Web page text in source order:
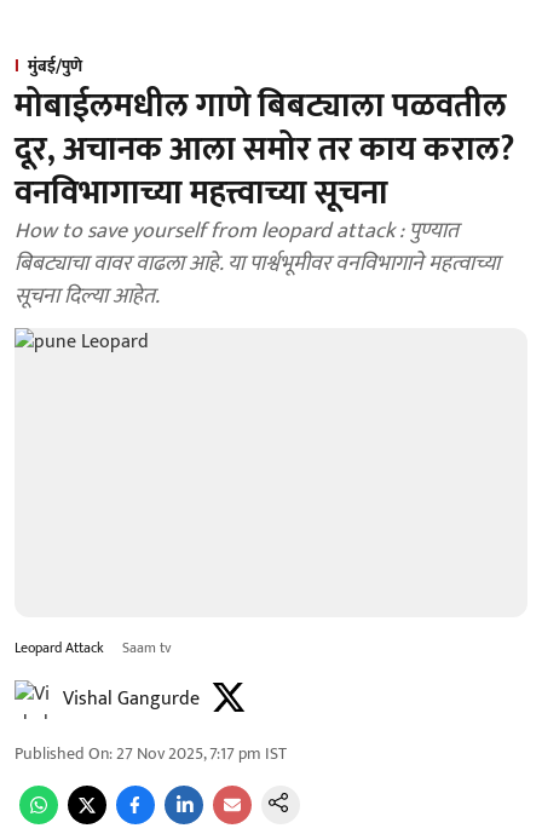
मुंबई/पुणे
मोबाईलमधील गाणे बिबट्याला पळवतील
दूर, अचानक आला समोर तर काय कराल?
वनविभागाच्या महत्त्वाच्या सूचना
How to save yourself from leopard attack : पुण्यात
बिबट्याचा वावर वाढला आहे. या पार्श्वभूमीवर वनविभागाने महत्वाच्या
सूचना दिल्या आहेत.
Leopard Attack Saam tv
Vishal Gangurde
Published On:27 Nov 2025, 7:17 pm IST